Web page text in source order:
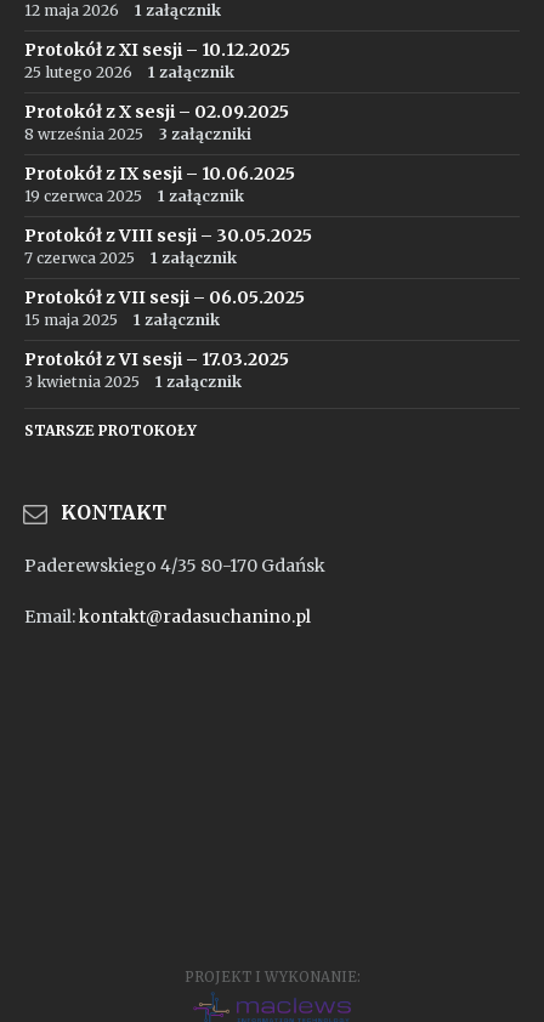
12 maja 2026 1 załącznik
Protokół z XI sesji – 10.12.2025
25 lutego 2026 1 załącznik
Protokół z X sesji – 02.09.2025
8 września 2025 3 załączniki
Protokół z IX sesji – 10.06.2025
19 czerwca 2025 1 załącznik
Protokół z VIII sesji – 30.05.2025
7 czerwca 2025 1 załącznik
Protokół z VII sesji – 06.05.2025
15 maja 2025 1 załącznik
Protokół z VI sesji – 17.03.2025
3 kwietnia 2025 1 załącznik
STARSZE PROTOKOŁY
KONTAKT
Paderewskiego 4/35 80-170 Gdańsk
Email:kontakt@radasuchanino.pl
PROJEKT I WYKONANIE: